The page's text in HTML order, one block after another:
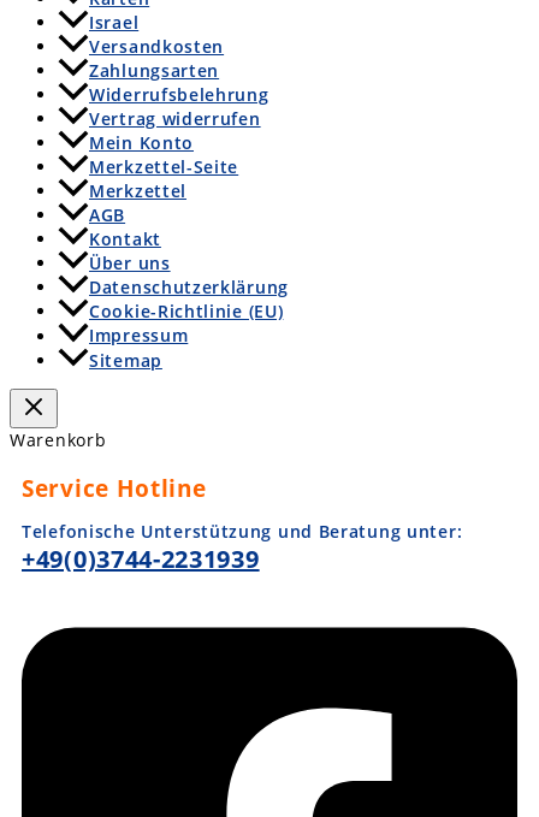
Israel
Versandkosten
Zahlungsarten
Widerrufsbelehrung
Vertrag widerrufen
Mein Konto
Merkzettel-Seite
Merkzettel
AGB
Kontakt
Über uns
Datenschutzerklärung
Cookie-Richtlinie (EU)
Impressum
Sitemap
Warenkorb
Service Hotline
Telefonische Unterstützung und Beratung unter:
+49(0)3744-2231939